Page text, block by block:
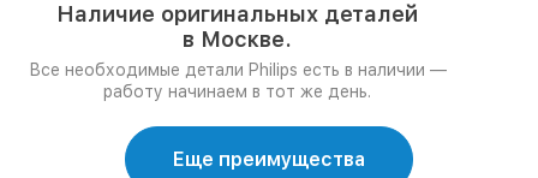
Наличие оригинальных деталей
в Москве.
Все необходимые детали Philips есть в наличии —
работу начинаем в тот же день.
Еще преимущества